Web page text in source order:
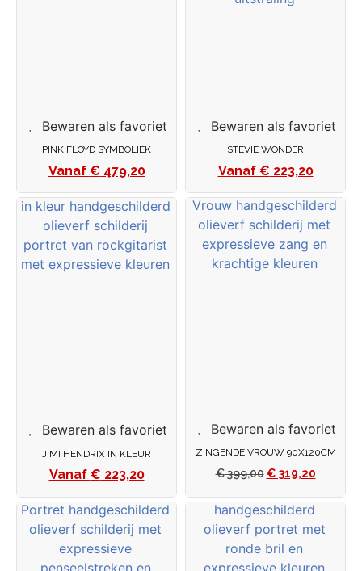
Bewaren als favoriet
PINK FLOYD SYMBOLIEK
€ 479,20
Bewaren als favoriet
STEVIE WONDER
€ 223,20
Bewaren als favoriet
JIMI HENDRIX IN KLEUR
€ 223,20
Bewaren als favoriet
ZINGENDE VROUW 90X120CM
€399,00 € 319,20